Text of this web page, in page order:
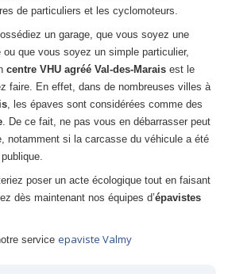
de particuliers et les cyclomoteurs.
un garage, que vous soyez une
ou que vous soyez un simple particulier,
centre VHU agréé Val-des-Marais est le
faire. En effet, dans de nombreuses villes à
, les épaves sont considérées comme des
. De ce fait, ne pas vous en débarrasser peut
notamment si la carcasse du véhicule a été
poser un acte écologique tout en faisant
dès maintenant nos équipes d’épavistes
service epaviste Valmy